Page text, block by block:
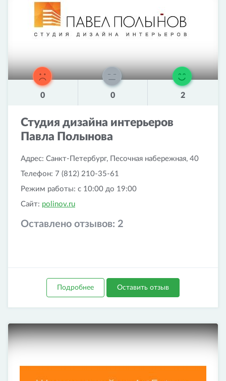
0 0 2
Студия дизайна интерьеров
Павла Полынова
Адрес: Санкт-Петербург, Песочная набережная, 40
Телефон: 7 (812) 210-35-61
Режим работы: с 10:00 до 19:00
Сайт: polinov.ru
Оставлено отзывов: 2
Подробнее Оставить отзыв